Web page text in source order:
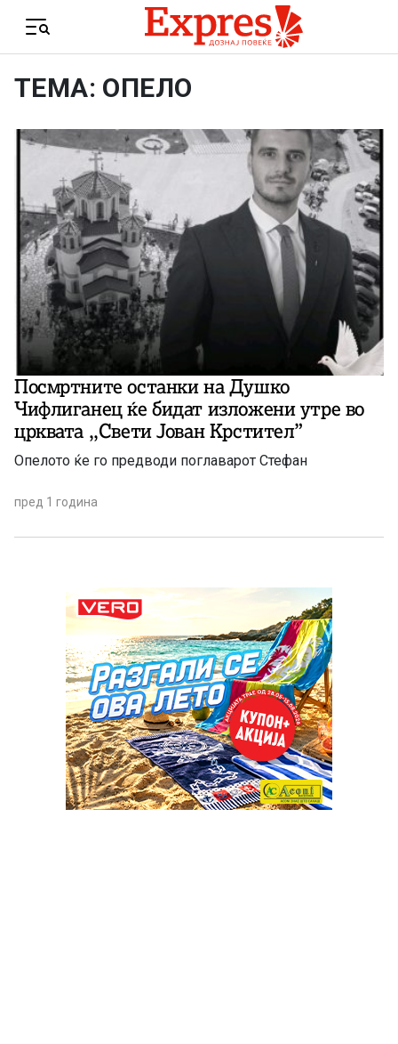
Menu
ТЕМА: ОПЕЛО
Посмртните останки на Душко
Чифлиганец ќе бидат изложени утре во
црквата ,,Свети Јован Крстител”
Опелото ќе го предводи поглаварот Стефан
пред 1 година